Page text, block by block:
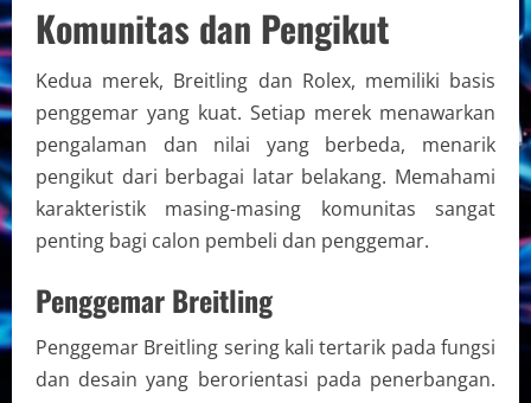
Komunitas dan Pengikut
Kedua merek, Breitling dan Rolex, memiliki basis
penggemar yang kuat. Setiap merek menawarkan
pengalaman dan nilai yang berbeda, menarik
pengikut dari berbagai latar belakang. Memahami
karakteristik masing-masing komunitas sangat
penting bagi calon pembeli dan penggemar.
Penggemar Breitling
Penggemar Breitling sering kali tertarik pada fungsi
dan desain yang berorientasi pada penerbangan.